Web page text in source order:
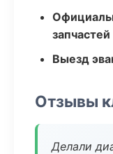
запчастей
Выезд
Отзывы
Делали